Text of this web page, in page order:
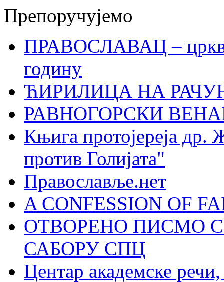
Препоручујемо
ПРАВОСЛАВАЦ –
годину
ЋИРИЛИЦА НА
РАВНОГОРСКИ
Књига протојереја др.
против Голијата"
Православље.нет
A CONFESSION OF
ОТВОРЕНО ПИСМО
САБОРУ СПЦ
Центар академске